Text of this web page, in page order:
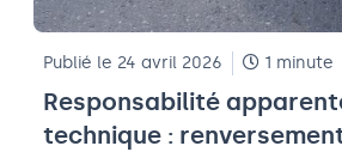
Publié le 24 avril 2026 1 minute
Responsabilité
technique :